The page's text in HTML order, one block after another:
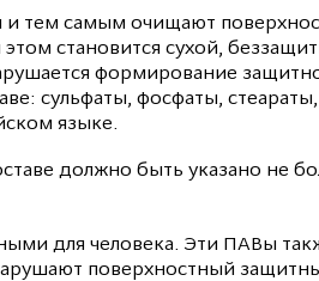
тем самым очищают
становится сухой,
формирование
сульфаты, фосфаты, стеараты,
языке.
должно быть указано не
для человека. Эти ПАВы
поверхностный